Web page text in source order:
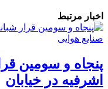
مرتبط
هوایی
و سومین قرار
در خیابان